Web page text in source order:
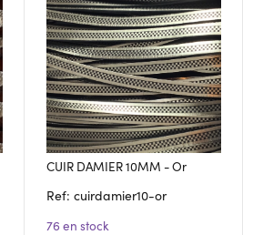
CUIR DAMIER 10MM - Or
Ref: cuirdamier10-or
76 en stock